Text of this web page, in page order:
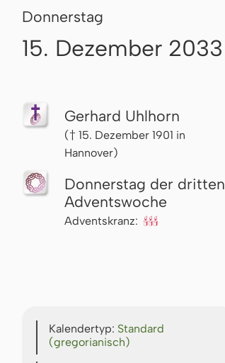
Donnerstag
15. Dezember 2033
Gerhard Uhlhorn
(† 15. Dezember 1901 in
Hannover)
Donnerstag der dritten
Advents­woche
Adventskranz: 🕯🕯🕯
Kalendertyp: Standard
(gregorianisch)